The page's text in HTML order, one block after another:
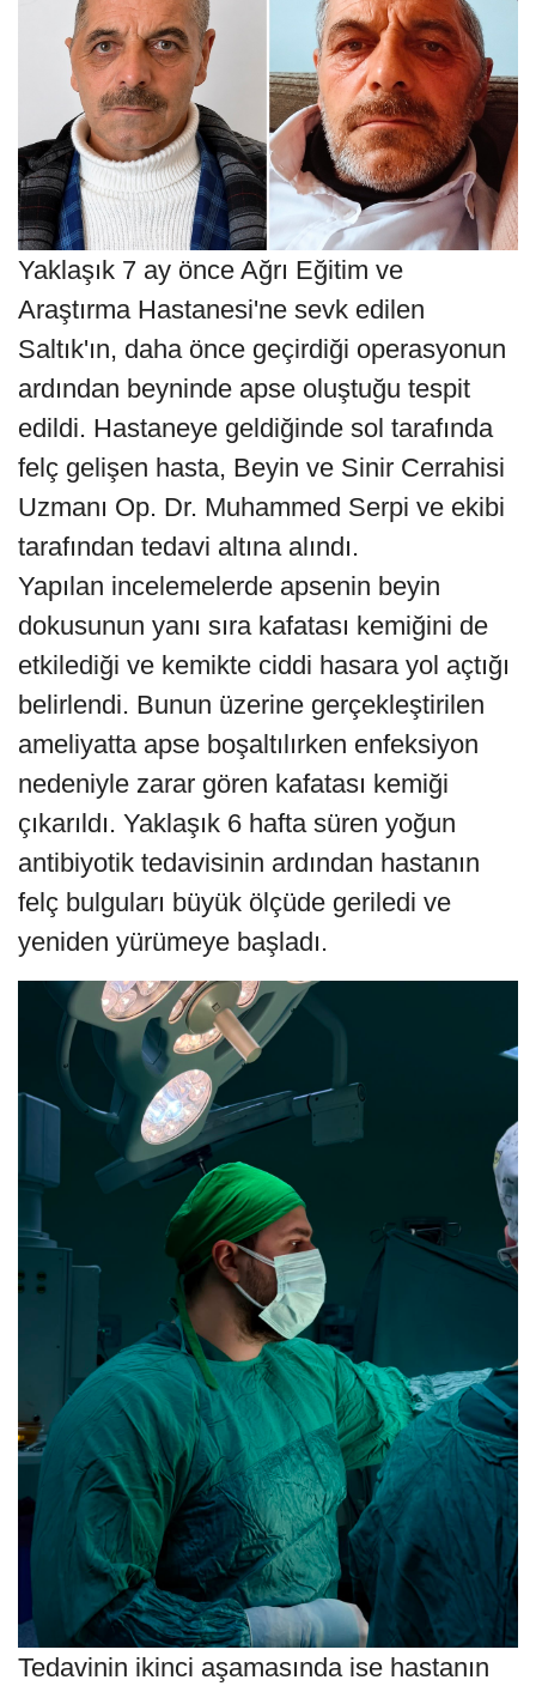
Yaklaşık 7 ay önce Ağrı Eğitim ve
Araştırma Hastanesi'ne sevk edilen
Saltık'ın, daha önce geçirdiği operasyonun
ardından beyninde apse oluştuğu tespit
edildi. Hastaneye geldiğinde sol tarafında
felç gelişen hasta, Beyin ve Sinir Cerrahisi
Uzmanı Op. Dr. Muhammed Serpi ve ekibi
tarafından tedavi altına alındı.
Yapılan incelemelerde apsenin beyin
dokusunun yanı sıra kafatası kemiğini de
etkilediği ve kemikte ciddi hasara yol açtığı
belirlendi. Bunun üzerine gerçekleştirilen
ameliyatta apse boşaltılırken enfeksiyon
nedeniyle zarar gören kafatası kemiği
çıkarıldı. Yaklaşık 6 hafta süren yoğun
antibiyotik tedavisinin ardından hastanın
felç bulguları büyük ölçüde geriledi ve
yeniden yürümeye başladı.
Tedavinin ikinci aşamasında ise hastanın